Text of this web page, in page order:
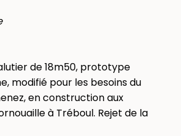
de 18m50, prototype
modifié pour les besoins du
en construction aux
à Tréboul. Rejet de la